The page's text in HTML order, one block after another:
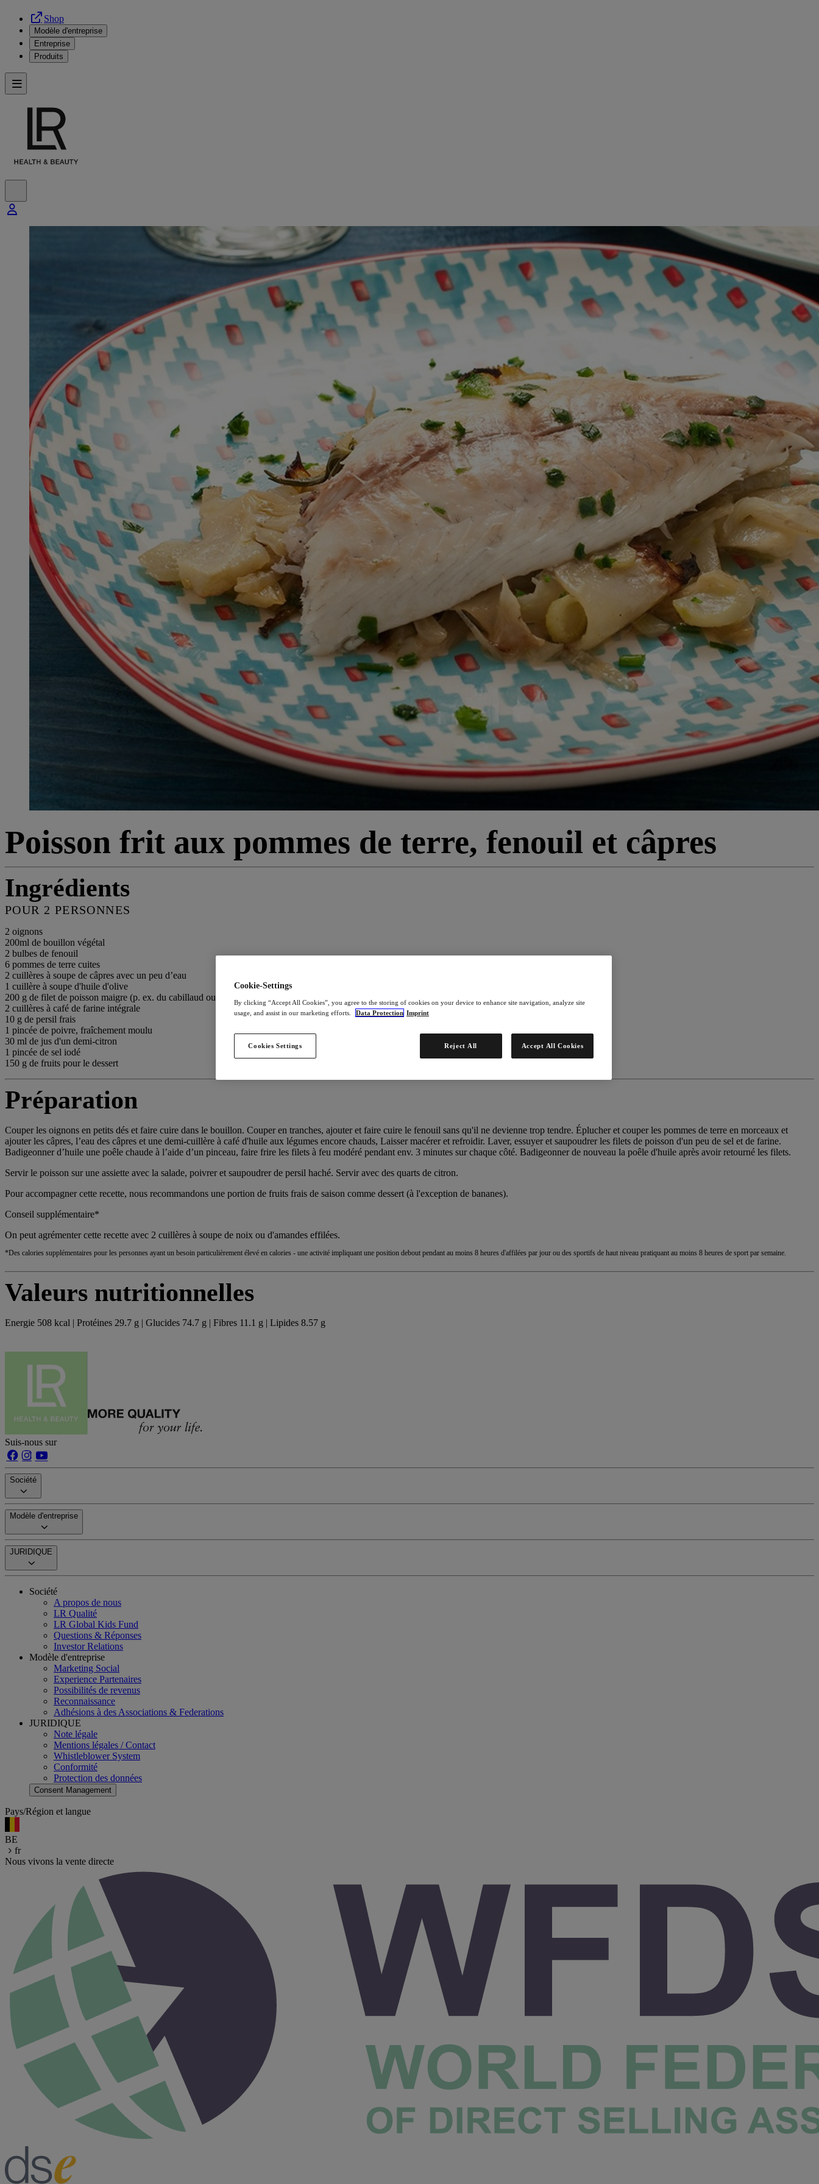
Shop
Modèle d'entreprise
Entreprise
Produits
Poisson frit aux pommes de terre, fenouil et câpres
Ingrédients
POUR 2 PERSONNES
2 oignons
200ml de bouillon végétal
2 bulbes de fenouil
6 pommes de terre cuites
2 cuillères à soupe de câpres avec un peu d’eau
1 cuillère à soupe d'huile d'olive
200 g de filet de poisson maigre (p. ex. du cabillaud ou du colin)
2 cuillères à café de farine intégrale
10 g de persil frais
1 pincée de poivre, fraîchement moulu
30 ml de jus d'un demi-citron
1 pincée de sel iodé
150 g de fruits pour le dessert
Préparation
Couper les oignons en petits dés et faire cuire dans le bouillon. Couper en tranches, ajouter et faire cuire le fenouil sans qu'il ne devienne trop tendre. Éplucher et couper les pommes de terre en morceaux et
ajouter les câpres, l’eau des câpres et une demi-cuillère à café d'huile aux légumes encore chauds, Laisser macérer et refroidir. Laver, essuyer et saupoudrer les filets de poisson d'un peu de sel et de farine.
Badigeonner d’huile une poêle chaude à l’aide d’un pinceau, faire frire les filets à feu modéré pendant env. 3 minutes sur chaque côté. Badigeonner de nouveau la poêle d'huile après avoir retourné les filets.
Servir le poisson sur une assiette avec la salade, poivrer et saupoudrer de persil haché. Servir avec des quarts de citron.
Pour accompagner cette recette, nous recommandons une portion de fruits frais de saison comme dessert (à l'exception de bananes).
Conseil supplémentaire*
On peut agrémenter cette recette avec 2 cuillères à soupe de noix ou d'amandes effilées.
*Des calories supplémentaires pour les personnes ayant un besoin particulièrement élevé en calories - une activité impliquant une position debout pendant au moins 8 heures d'affilées par jour ou des sportifs de haut niveau pratiquant au moins 8 heures de sport par semaine.
Valeurs nutritionnelles
Energie 508 kcal | Protéines 29.7 g | Glucides 74.7 g | Fibres 11.1 g | Lipides 8.57 g
Suis-nous sur
Société
Modèle d'entreprise
JURIDIQUE
Société
A propos de nous
LR Qualité
LR Global Kids Fund
Questions & Réponses
Investor Relations
Modèle d'entreprise
Marketing Social
Experience Partenaires
Possibilités de revenus
Reconnaissance
Adhésions à des Associations & Federations
JURIDIQUE
Note légale
Mentions légales / Contact
Whistleblower System
Conformité
Protection des données
Consent Management
Pays/Région et langue
BE
fr
Nous vivons la vente directe
Cookie-Settings
By clicking “Accept All Cookies”, you agree to the storing of cookies on your device to enhance site navigation, analyze site
usage, and assist in our marketing efforts.
Data Protection Imprint
Cookies Settings Reject All Accept All Cookies